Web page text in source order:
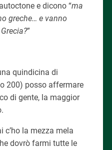
e dicono “ma
greche… e vanno
”
quindicina di
200) posso affermare
di gente, la maggior
c’ho la mezza mela
dovrò farmi tutte le